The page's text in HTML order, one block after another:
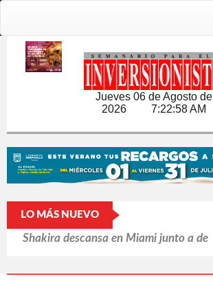
Jueves 06 de Agosto de
2026 7:22:59 AM
LO MÁS NUEVO
OMS ve 'prometedora', nueva vacuna